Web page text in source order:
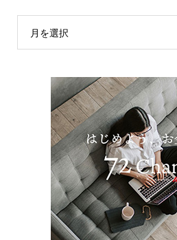
月を選択